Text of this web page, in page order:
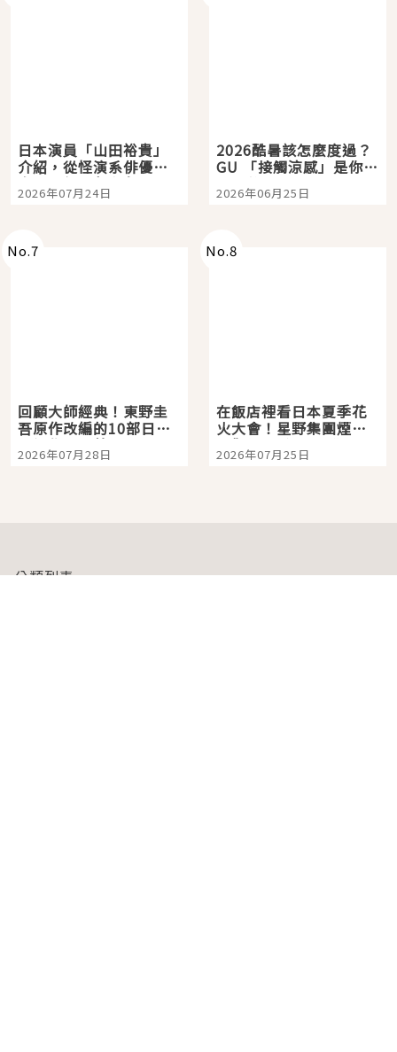
日本演員「山田裕貴」
介紹，從怪演系俳優走
向國民級日劇主角
2026年07月24日
2026酷暑該怎麼度過？
GU 「接觸涼感」是你的
夏日救星
2026年06月25日
No.7
回顧大師經典！東野圭
吾原作改編的10部日本
影視作品推薦
2026年07月28日
No.8
在飯店裡看日本夏季花
火大會！星野集團煙火
景觀飯店6選，讓你不用
人擠人悠閒欣賞
2026年07月25日
分類列表